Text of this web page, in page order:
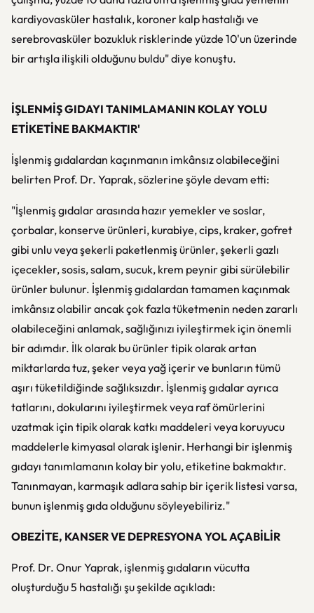
kardiyovasküler hastalık, koroner kalp hastalığı ve
serebrovasküler bozukluk risklerinde yüzde 10'un üzerinde
bir artışla ilişkili olduğunu buldu" diye konuştu.
İŞLENMİŞ GIDAYI TANIMLAMANIN KOLAY YOLU
ETİKETİNE BAKMAKTIR'
İşlenmiş gıdalardan kaçınmanın imkânsız olabileceğini
belirten Prof. Dr. Yaprak, sözlerine şöyle devam etti:
"İşlenmiş gıdalar arasında hazır yemekler ve soslar,
çorbalar, konserve ürünleri, kurabiye, cips, kraker, gofret
gibi unlu veya şekerli paketlenmiş ürünler, şekerli gazlı
içecekler, sosis, salam, sucuk, krem peynir gibi sürülebilir
ürünler bulunur. İşlenmiş gıdalardan tamamen kaçınmak
imkânsız olabilir ancak çok fazla tüketmenin neden zararlı
olabileceğini anlamak, sağlığınızı iyileştirmek için önemli
bir adımdır. İlk olarak bu ürünler tipik olarak artan
miktarlarda tuz, şeker veya yağ içerir ve bunların tümü
aşırı tüketildiğinde sağlıksızdır. İşlenmiş gıdalar ayrıca
tatlarını, dokularını iyileştirmek veya raf ömürlerini
uzatmak için tipik olarak katkı maddeleri veya koruyucu
maddelerle kimyasal olarak işlenir. Herhangi bir işlenmiş
gıdayı tanımlamanın kolay bir yolu, etiketine bakmaktır.
Tanınmayan, karmaşık adlara sahip bir içerik listesi varsa,
bunun işlenmiş gıda olduğunu söyleyebiliriz."
OBEZİTE, KANSER VE DEPRESYONA YOL AÇABİLİR
Prof. Dr. Onur Yaprak, işlenmiş gıdaların vücutta
oluşturduğu 5 hastalığı şu şekilde açıkladı: